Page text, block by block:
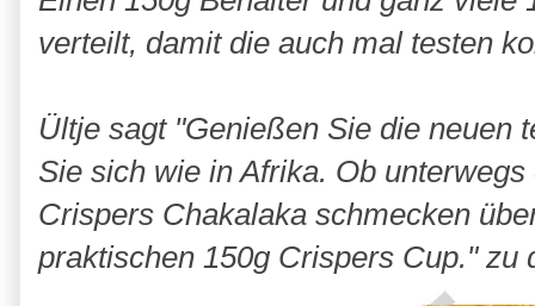
verteilt, damit die auch mal testen
Ültje sagt "Genießen Sie die neuen
Sie sich wie in Afrika. Ob
Crispers Chakalaka schmecken
praktischen 150g Crispers Cup." zu